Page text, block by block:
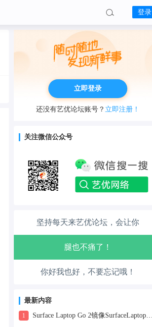
登录
立即登录
还没有艺优论坛账号？ 立即注册！
关注微信公众号
坚持每天来艺优论坛，会让你
生活也美好了！
走路也有劲了！
腿也不痛了！
腰也不酸了！
你好我也好，不要忘记哦！
最新内容
1 Surface Laptop Go 2镜像SurfaceLaptopGo2_BMR_42032_2026.507.11898505.zip网盘下载